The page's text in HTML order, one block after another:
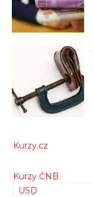
Kurzy.cz
Kurzy ČNB
USD